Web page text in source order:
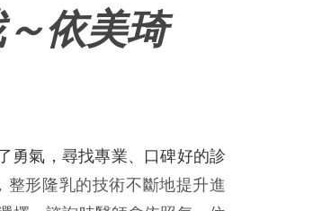
依美琦
勇氣，尋找專業、口碑好的診
整形隆乳的技術不斷地提升進